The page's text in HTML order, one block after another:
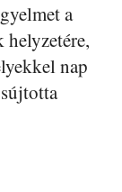
a
nap